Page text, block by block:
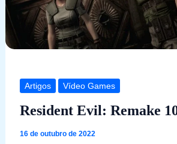
Artigos Vídeo Games
Resident Evil: Remake
16 de outubro de 2022